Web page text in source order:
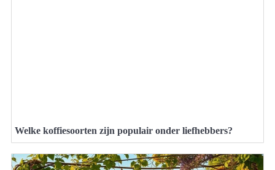
Welke koffiesoorten zijn populair onder liefhebbers?